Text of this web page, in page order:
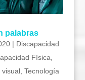
palabras
| Discapacidad
Física,
visual, Tecnología